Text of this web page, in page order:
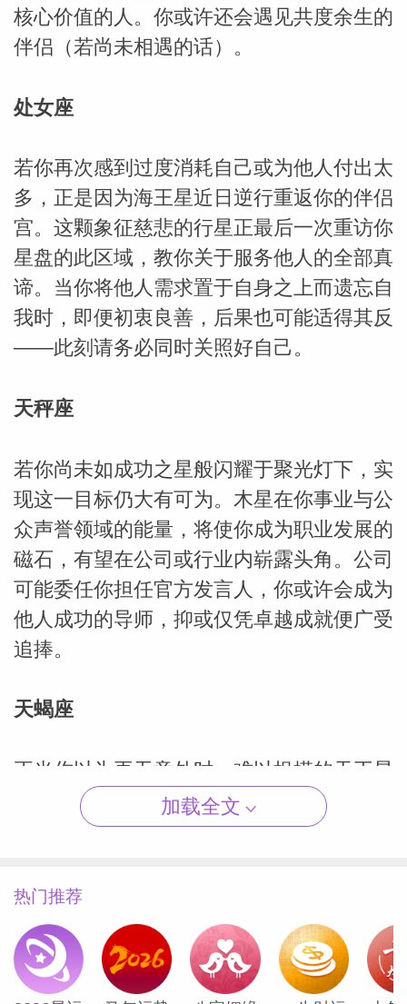
核心价值的人。你或许还会遇见共度余生的
伴侣（若尚未相遇的话）。
处女座
若你再次感到过度消耗自己或为他人付出太
多，正是因为海王星近日逆行重返你的伴侣
宫。这颗象征慈悲的行星正最后一次重访你
星盘的此区域，教你关于服务他人的全部真
谛。当你将他人需求置于自身之上而遗忘自
我时，即便初衷良善，后果也可能适得其反
——此刻请务必同时关照好自己。
天秤座
若你尚未如成功之星般闪耀于聚光灯下，实
现这一目标仍大有可为。木星在你事业与公
众声誉领域的能量，将使你成为职业发展的
磁石，有望在公司或行业内崭露头角。公司
可能委任你担任官方发言人，你或许会成为
他人成功的导师，抑或仅凭卓越成就便广受
追捧。
天蝎座
正当你以为再无意外时，难以捉摸的天王星
重返共享资源宫，为你带来现实检验。过去
七年间，这颗诡谲行星或许已在亲密关系中
身成长。天王星的终极启示或许在于：学会
放下对他人的掌控，方能见证对方绽放真实
光芒。
加载全文
热门推荐